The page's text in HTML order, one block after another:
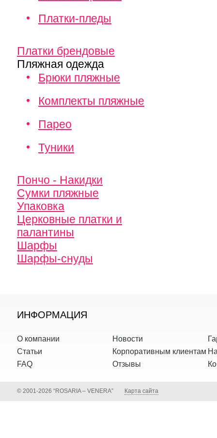
Платки-пледы
Платки брендовые
Пляжная одежда
Брюки пляжные
Комплекты пляжные
Парео
Туники
Пончо - Накидки
Сумки пляжные
Упаковка
Церковные платки и
палантины
Шарфы
Шарфы-снуды
ИНФОРМАЦИЯ
О компании Новости
Статьи
Корпоративным клиентам
FAQ
Отзывы
© 2001-2026 “ROSARIA – VENERA” Карта сайта